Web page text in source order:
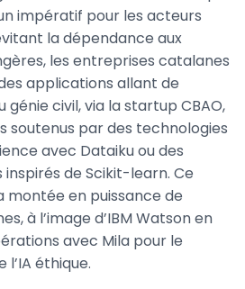
impératif pour les acteurs
la dépendance aux
les entreprises catalanes
applications allant de
génie civil, via la startup CBAO,
soutenus par des technologies
avec Dataiku ou des
de Scikit-learn. Ce
montée en puissance de
à l’image d’IBM Watson en
avec Mila pour le
éthique.